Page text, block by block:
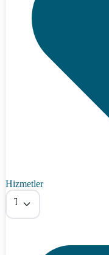
Hizmetler
Tümü